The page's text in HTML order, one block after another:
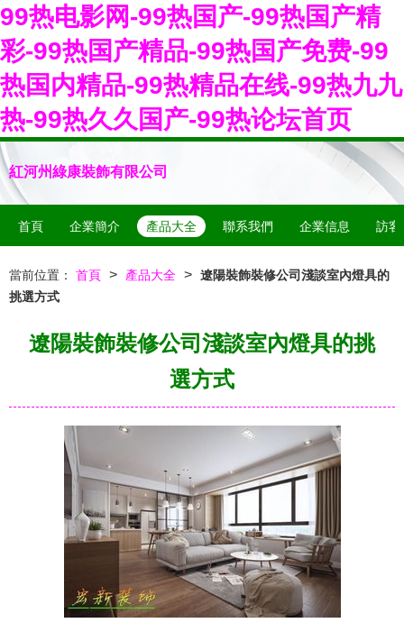
99热电影网-99热国产-99热国产精
彩-99热国产精品-99热国产免费-99
热国内精品-99热精品在线-99热九九
热-99热久久国产-99热论坛首页
紅河州綠康裝飾有限公司
首頁 企業簡介 產品大全 聯系我們 企業信息 訪客
當前位置： 首頁 > 產品大全 > 遼陽裝飾裝修公司淺談室內燈具的
挑選方式
遼陽裝飾裝修公司淺談室內燈具的挑
選方式